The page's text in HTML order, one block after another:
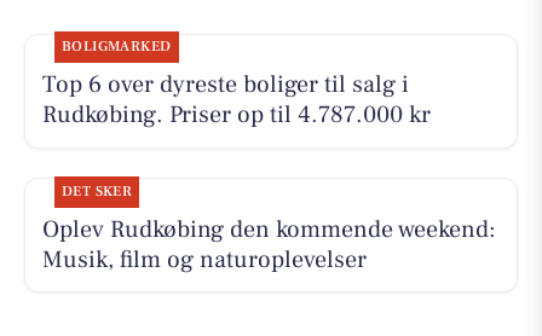
BOLIGMARKED
Top 6 over dyreste boliger til salg i
Rudkøbing. Priser op til 4.787.000 kr
DET SKER
Oplev Rudkøbing den kommende weekend:
Musik, film og naturoplevelser